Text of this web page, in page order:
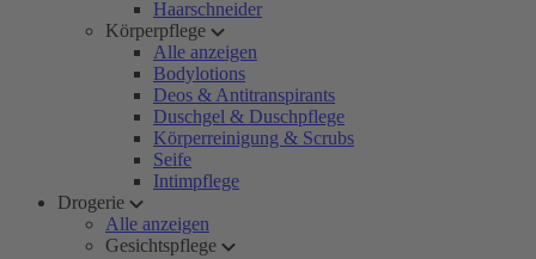
Haarschneider
Körperpflege
Alle anzeigen
Bodylotions
Deos & Antitranspirants
Duschgel & Duschpflege
Körperreinigung & Scrubs
Seife
Intimpflege
Drogerie
Alle anzeigen
Gesichtspflege